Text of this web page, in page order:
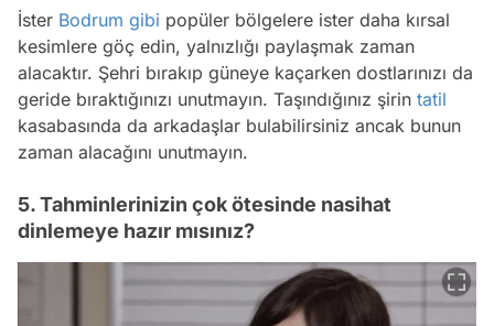
İster Bodrum gibi popüler bölgelere ister daha kırsal
kesimlere göç edin, yalnızlığı paylaşmak zaman
alacaktır. Şehri bırakıp güneye kaçarken dostlarınızı da
geride bıraktığınızı unutmayın. Taşındığınız şirin tatil
kasabasında da arkadaşlar bulabilirsiniz ancak bunun
zaman alacağını unutmayın.
5. Tahminlerinizin çok ötesinde nasihat
dinlemeye hazır mısınız?